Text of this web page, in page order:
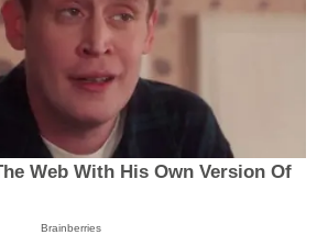
Web With His Own Version Of
Brainberries